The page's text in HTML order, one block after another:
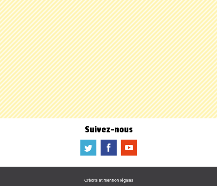
Suivez-nous
a b f
Crédits et mention légales